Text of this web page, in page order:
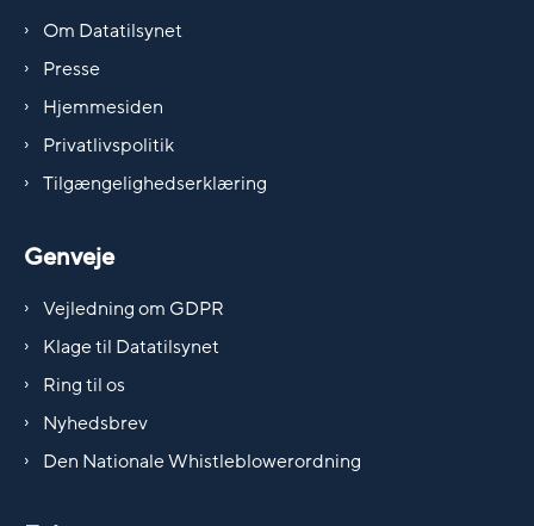
Om Datatilsynet
Presse
Hjemmesiden
Privatlivspolitik
Tilgængelighedserklæring
Genveje
Vejledning om GDPR
Klage til Datatilsynet
Ring til os
Nyhedsbrev
Den Nationale Whistleblowerordning